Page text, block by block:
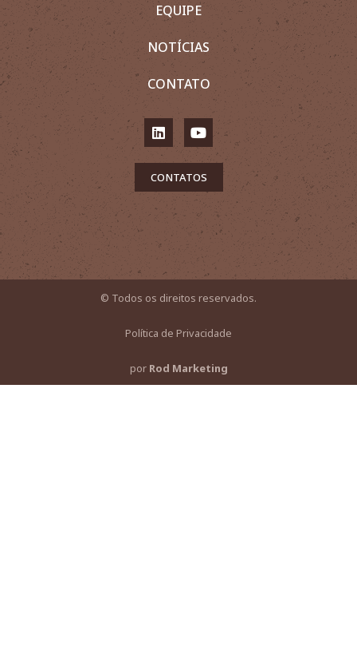
EQUIPE
NOTÍCIAS
CONTATO
CONTATOS
© Todos os direitos reservados.
Política de Privacidade
por Rod Marketing